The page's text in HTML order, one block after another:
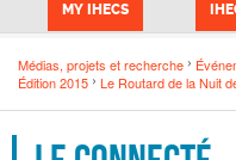
MY IHECS
Médias, projets et recherche
Édition 2015
Le Routard de la Nuit